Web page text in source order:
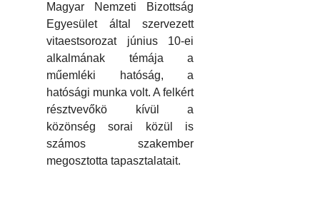
Magyar Nemzeti Bizottság
Egyesület által szervezett
vitaestsorozat június 10-ei
alkalmának témája a
műemléki hatóság, a
hatósági munka volt. A felkért
résztvevőkö kívül a
közönség sorai közül is
számos szakember
megosztotta tapasztalatait.